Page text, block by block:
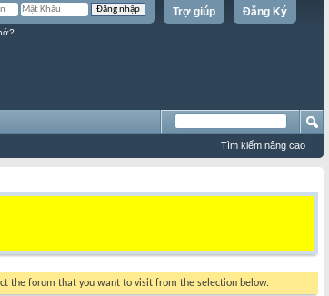
Đăng Ký
Trợ giúp
Tìm kiếm nâng cao
the forum that you want to visit from the selection below.